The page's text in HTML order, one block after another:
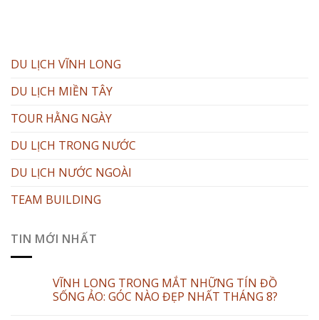
DU LỊCH VĨNH LONG
DU LỊCH MIỀN TÂY
TOUR HẰNG NGÀY
DU LỊCH TRONG NƯỚC
DU LỊCH NƯỚC NGOÀI
TEAM BUILDING
TIN MỚI NHẤT
VĨNH LONG TRONG MẮT NHỮNG TÍN ĐỒ
SỐNG ẢO: GÓC NÀO ĐẸP NHẤT THÁNG 8?